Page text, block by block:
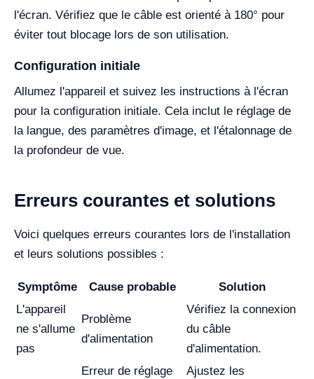
l'écran. Vérifiez que le câble est orienté à 180° pour
éviter tout blocage lors de son utilisation.
Configuration initiale
Allumez l'appareil et suivez les instructions à l'écran
pour la configuration initiale. Cela inclut le réglage de
la langue, des paramètres d'image, et l'étalonnage de
la profondeur de vue.
Erreurs courantes et solutions
Voici quelques erreurs courantes lors de l'installation
et leurs solutions possibles :
Symptôme Cause probable
Solution
L'appareil
ne s'allume
pas
Problème
d'alimentation
Vérifiez la connexion
du câble
d'alimentation.
Erreur de réglage
Ajustez les